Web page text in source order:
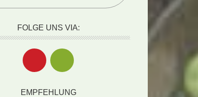
FOLGE UNS VIA:
EMPFEHLUNG